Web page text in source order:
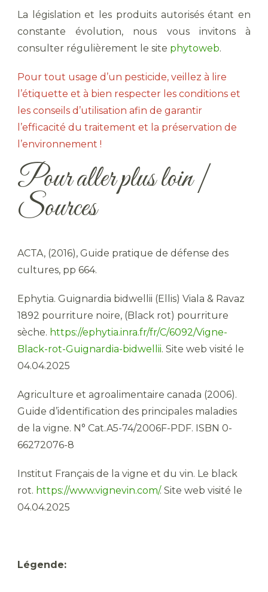
La législation et les produits autorisés étant en
constante évolution, nous vous invitons à
consulter régulièrement le site phytoweb.
Pour tout usage d’un pesticide, veillez à lire
l’étiquette et à bien respecter les conditions et
les conseils d’utilisation afin de garantir
l’efficacité du traitement et la préservation de
l’environnement !
Pour aller plus loin |
Sources
ACTA, (2016), Guide pratique de défense des
cultures, pp 664.
Ephytia. Guignardia bidwellii (Ellis) Viala & Ravaz
1892 pourriture noire, (Black rot) pourriture
sèche. https://ephytia.inra.fr/fr/C/6092/Vigne-
Black-rot-Guignardia-bidwellii. Site web visité le
04.04.2025
Agriculture et agroalimentaire canada (2006).
Guide d’identification des principales maladies
de la vigne. N° Cat.A5-74/2006F-PDF. ISBN 0-
66272076-8
Institut Français de la vigne et du vin. Le black
rot. https://www.vignevin.com/. Site web visité le
04.04.2025
Légende: